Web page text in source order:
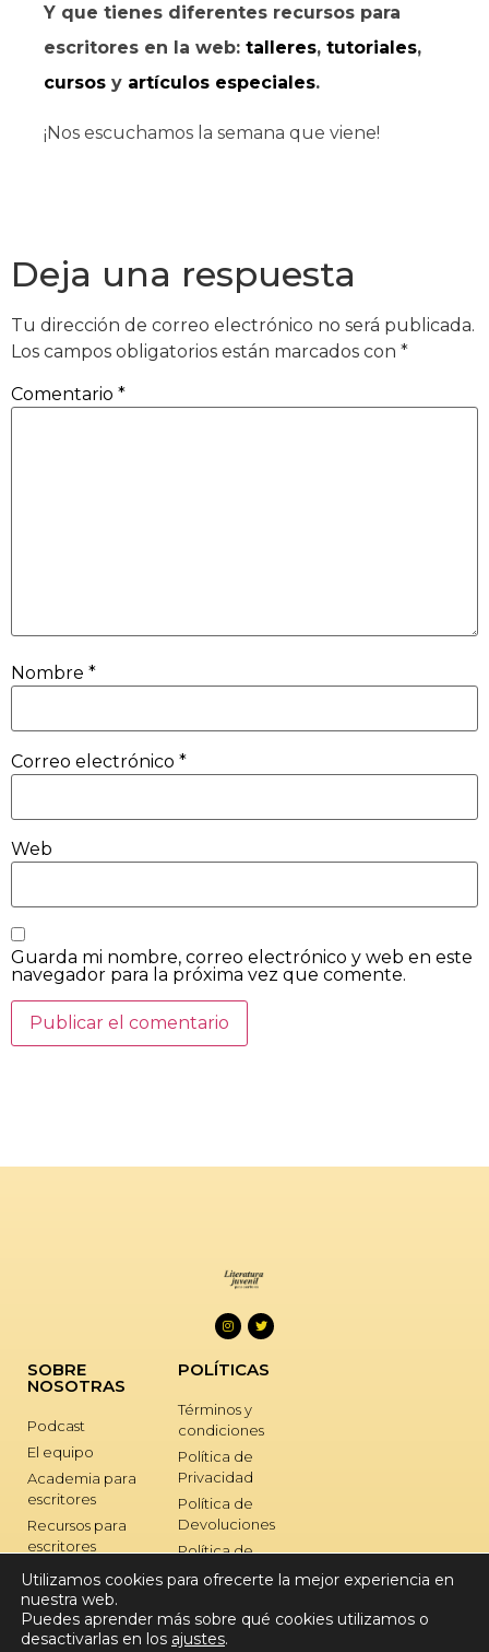
Y que tienes diferentes recursos para
escritores en la web: talleres, tutoriales,
cursos y artículos especiales.
¡Nos escuchamos la semana que viene!
Deja una respuesta
Tu dirección de correo electrónico no será publicada.
Los campos obligatorios están marcados con *
Comentario *
Nombre *
Correo electrónico *
Web
Guarda mi nombre, correo electrónico y web en este
navegador para la próxima vez que comente.
SOBRE
NOSOTRAS
Podcast
El equipo
Academia para
escritores
Recursos para
escritores
Retiros para
escritores
Nuestros libros
Afiliadas
POLÍTICAS
Términos y
condiciones
Política de
Privacidad
Política de
Devoluciones
Política de
Cookies
SOPORTE
Utilizamos cookies para ofrecerte la mejor experiencia en
nuestra web.
Puedes aprender más sobre qué cookies utilizamos o
desactivarlas en los ajustes.